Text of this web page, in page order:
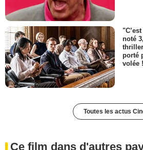
noté
porté
volée !
Toutes les actus
Ce film dans d'autres